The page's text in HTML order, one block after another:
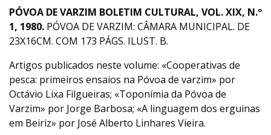
PÓVOA DE VARZIM BOLETIM CULTURAL, VOL. XIX, N.º
1, 1980. PÓVOA DE VARZIM: CÂMARA MUNICIPAL. DE
23X16CM. COM 173 PÁGS. ILUST. B.
Artigos publicados neste volume: «Cooperativas de
pesca: primeiros ensaios na Póvoa de varzim» por
Octávio Lixa Filgueiras; «Toponímia da Póvoa de
Varzim» por Jorge Barbosa; «A linguagem dos erguinas
em Beiriz» por José Alberto Linhares Vieira.